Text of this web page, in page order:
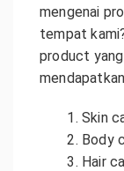
mengenai
tempat
product
Skin
Body
Hair